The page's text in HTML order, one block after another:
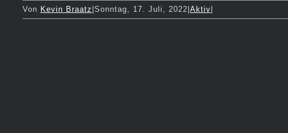
Von Kevin Braatz Sonntag, 17. Juli, 2022 Aktiv